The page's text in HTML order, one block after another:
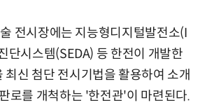
전시장에는 지능형디지털발전소(I
단시스템(SEDA) 등 한전이 개발한
최신 첨단 전시기법을 활용하여 소개
로를 개척하는 '한전관'이 마련된다.